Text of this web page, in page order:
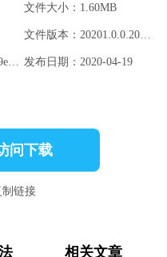
文件大小：1.60MB
文件版本：20201.0.0.20049
文件MD5：0c955e84613e821c20aada9ee91dfac3 发布日期：2020-04-19
问下载
链接
相关文章